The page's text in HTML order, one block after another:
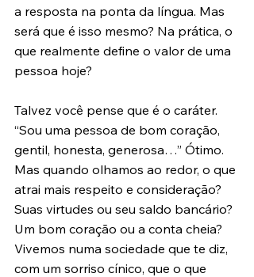
a resposta na ponta da língua. Mas
será que é isso mesmo? Na prática, o
que realmente define o valor de uma
pessoa hoje?
Talvez você pense que é o caráter.
“Sou uma pessoa de bom coração,
gentil, honesta, generosa…” Ótimo.
Mas quando olhamos ao redor, o que
atrai mais respeito e consideração?
Suas virtudes ou seu saldo bancário?
Um bom coração ou a conta cheia?
Vivemos numa sociedade que te diz,
com um sorriso cínico, que o que